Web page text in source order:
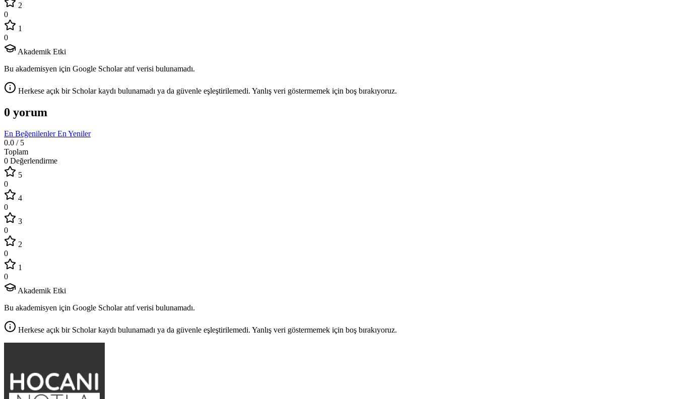
2
0
1
0
Akademik Etki
Bu akademisyen için Google Scholar atıf verisi bulunamadı.
Herkese açık bir Scholar kaydı bulunamadı ya da güvenle eşleştirilemedi. Yanlış veri göstermemek için boş bırakıyoruz.
0 yorum
En BeğenilenlerEn Yeniler
0.0 / 5
Toplam
0 Değerlendirme
5
0
4
0
3
0
2
0
1
0
Akademik Etki
Bu akademisyen için Google Scholar atıf verisi bulunamadı.
Herkese açık bir Scholar kaydı bulunamadı ya da güvenle eşleştirilemedi. Yanlış veri göstermemek için boş bırakıyoruz.